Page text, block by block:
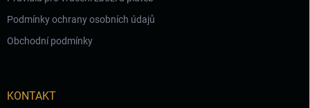
Podmínky ochrany osobních údajů
Obchodní podmínky
KONTAKT